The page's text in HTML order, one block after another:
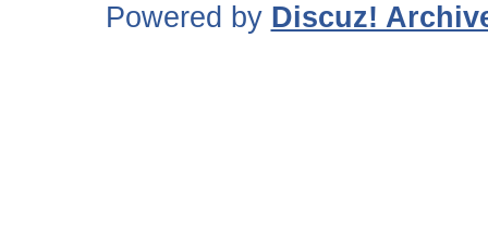
Powered by Discuz!